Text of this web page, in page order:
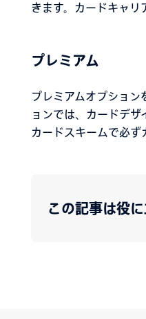
きます。カードキャリ
プレミアム
プレミアムオプショ
ョンでは、カードデザ
カードスキームで必ず
この記事は役